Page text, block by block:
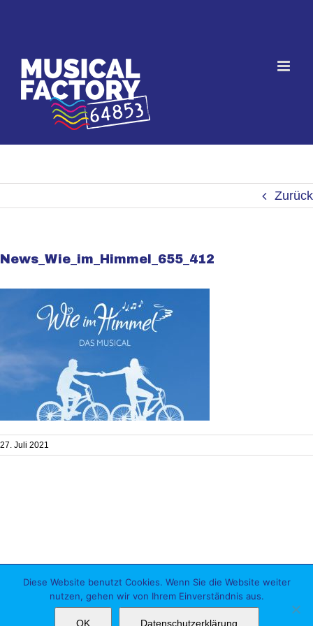
Zurück
News_Wie_im_Himmel_655_412
27. Juli 2021
Impressum|Datenschutz
FacebookInstagramYouTube
Diese Website benutzt Cookies. Wenn Sie die Website weiter
nutzen, gehen wir von Ihrem Einverständnis aus.
OK Datenschutzerklärung